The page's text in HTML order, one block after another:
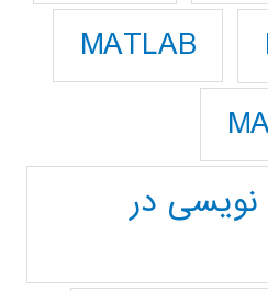
MATLAB
نویسی در